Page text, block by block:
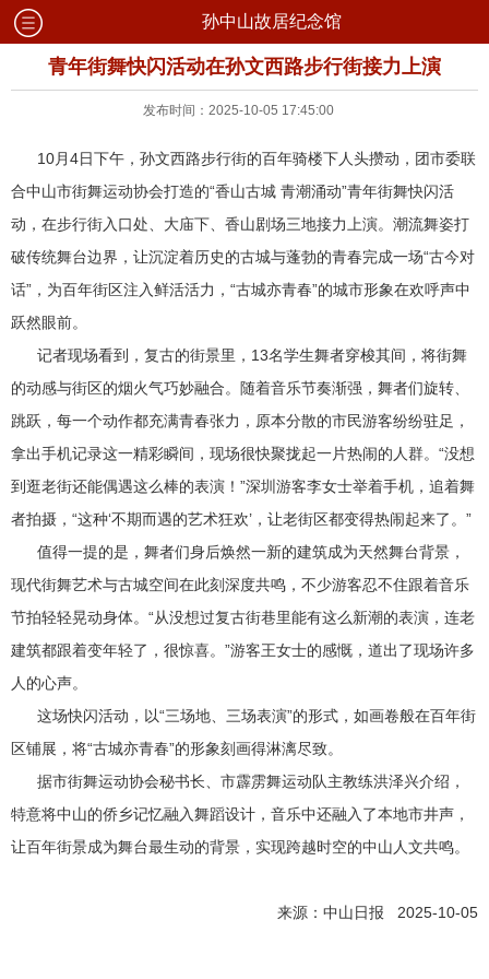
孙中山故居纪念馆
青年街舞快闪活动在孙文西路步行街接力上演
发布时间：2025-10-05 17:45:00
10月4日下午，孙文西路步行街的百年骑楼下人头攒动，团市委联
合中山市街舞运动协会打造的“香山古城 青潮涌动”青年街舞快闪活
动，在步行街入口处、大庙下、香山剧场三地接力上演。潮流舞姿打
破传统舞台边界，让沉淀着历史的古城与蓬勃的青春完成一场“古今对
话”，为百年街区注入鲜活活力，“古城亦青春”的城市形象在欢呼声中
跃然眼前。
记者现场看到，复古的街景里，13名学生舞者穿梭其间，将街舞
的动感与街区的烟火气巧妙融合。随着音乐节奏渐强，舞者们旋转、
跳跃，每一个动作都充满青春张力，原本分散的市民游客纷纷驻足，
拿出手机记录这一精彩瞬间，现场很快聚拢起一片热闹的人群。“没想
到逛老街还能偶遇这么棒的表演！”深圳游客李女士举着手机，追着舞
者拍摄，“这种‘不期而遇的艺术狂欢’，让老街区都变得热闹起来了。”
值得一提的是，舞者们身后焕然一新的建筑成为天然舞台背景，
现代街舞艺术与古城空间在此刻深度共鸣，不少游客忍不住跟着音乐
节拍轻轻晃动身体。“从没想过复古街巷里能有这么新潮的表演，连老
建筑都跟着变年轻了，很惊喜。”游客王女士的感慨，道出了现场许多
人的心声。
这场快闪活动，以“三场地、三场表演”的形式，如画卷般在百年街
区铺展，将“古城亦青春”的形象刻画得淋漓尽致。
据市街舞运动协会秘书长、市霹雳舞运动队主教练洪泽兴介绍，
特意将中山的侨乡记忆融入舞蹈设计，音乐中还融入了本地市井声，
让百年街景成为舞台最生动的背景，实现跨越时空的中山人文共鸣。
来源：中山日报 2025-10-05